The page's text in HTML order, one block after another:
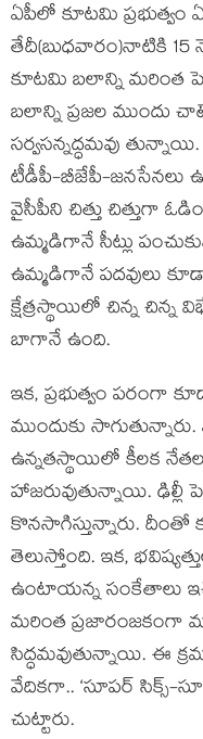
ఏపీలో కూట‌మి ప్ర‌భుత్వం
తేదీ(బుధ‌వారం)నాటికి 15
కూట‌మి బ‌లాన్ని మ‌రింత
బ‌లాన్ని ప్ర‌జ‌ల ముందు
స‌ర్వ‌స‌న్న‌ద్ధ‌మవు
టీడీపీ-బీజేపీ-జ‌న‌సేన‌లు
వైసీపీని చిత్తు చిత్తుగా
ఉమ్మ‌డిగానే సీట్లు
ఉమ్మ‌డిగానే ప‌దవులు
క్షేత్ర‌స్థాయిలో చిన్న
బాగానే ఉంది.
ఇక‌, ప్ర‌భుత్వం ప‌రంగా
ముందుకు
ఉన్న‌త‌స్థాయిలో కీల‌క
హాజ‌రువుతున్నాయి. ఢిల్లీ
కొన‌సాగిస్తున్నారు. దీంతో
తెలుస్తోంది. ఇక‌,
ఉంటాయ‌న్న సంకేతాలు
మ‌రింత ప్ర‌జారంజ‌కంగా
సిద్ధ‌మ‌వుతున్నాయి. ఈ
వేదిక‌గా.. ‘సూప‌ర్ సిక్స్‌-
చుట్టారు.